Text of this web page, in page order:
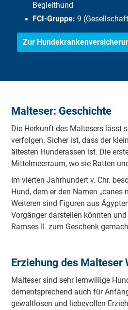
Begleithund
FCI-Gruppe: 9
Zur
Malteser: Geschichte
Die Herkunft des Maltesers lässt
verfolgen. Sicher ist, dass der
ältesten Hunderassen ist. Die
Mittelmeerraum, wo sie Ratten
Im vierten Jahrhundert v. Chr.
Hund, dem er den Namen „canes
Weiteren sind Figuren aus
Vorgänger darstellen könnten
Ramses II. zum Geschenk
Erziehung des Malteser
Malteser sind sehr lernwillige
dementsprechend auch für
gewaltlosen und liebevollen